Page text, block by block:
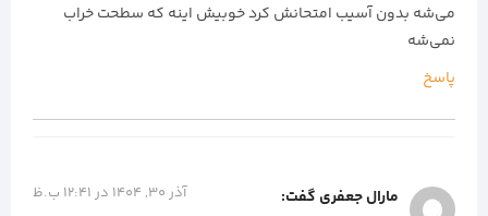
می‌شه بدون آسیب امتحانش کرد خوبیش اینه که سطحت خراب
نمی‌شه
پاسخ
مارال جعفری گفت: آذر 30, 1404 در 12:41 ب.ظ